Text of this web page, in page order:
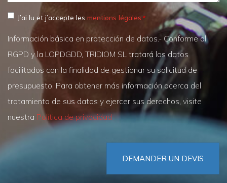
J’ai lu et j’accepte les mentions légales
Información básica en protección de datos.- Conforme al
RGPD y la LOPDGDD, TRIDIOM SL tratará los datos
facilitados con la finalidad de gestionar su solicitud de
presupuesto. Para obtener más información acerca del
tratamiento de sus datos y ejercer sus derechos, visite
nuestra Política de privacidad
DEMANDER UN DEVIS